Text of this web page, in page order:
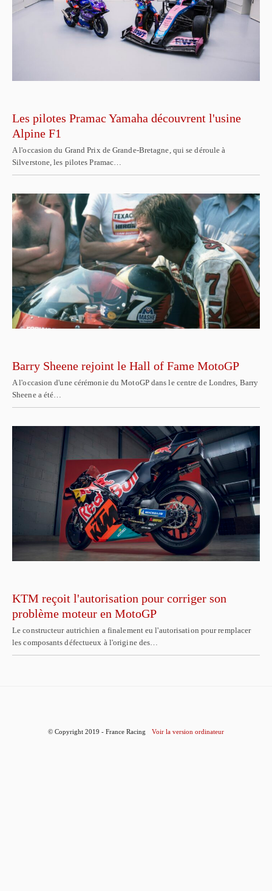
Les pilotes Pramac Yamaha découvrent l'usine
Alpine F1
A l'occasion du Grand Prix de Grande-Bretagne, qui se déroule à
Silverstone, les pilotes Pramac…
Barry Sheene rejoint le Hall of Fame MotoGP
A l'occasion d'une cérémonie du MotoGP dans le centre de Londres, Barry
Sheene a été…
KTM reçoit l'autorisation pour corriger son
problème moteur en MotoGP
Le constructeur autrichien a finalement eu l'autorisation pour remplacer
les composants défectueux à l'origine des…
© Copyright 2019 - France Racing Voir la version ordinateur